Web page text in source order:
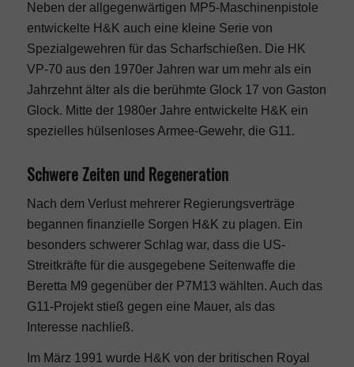
Neben der allgegenwärtigen MP5-Maschinenpistole
entwickelte H&K auch eine kleine Serie von
Spezialgewehren für das Scharfschießen. Die HK
VP-70 aus den 1970er Jahren war um mehr als ein
Jahrzehnt älter als die berühmte Glock 17 von Gaston
Glock. Mitte der 1980er Jahre entwickelte H&K ein
spezielles hülsenloses Armee-Gewehr, die G11.
Schwere Zeiten und Regeneration
Nach dem Verlust mehrerer Regierungsverträge
begannen finanzielle Sorgen H&K zu plagen. Ein
besonders schwerer Schlag war, dass die US-
Streitkräfte für die ausgegebene Seitenwaffe die
Beretta M9 gegenüber der P7M13 wählten. Auch das
G11-Projekt stieß gegen eine Mauer, als das
Interesse nachließ.
Im März 1991 wurde H&K von der britischen Royal